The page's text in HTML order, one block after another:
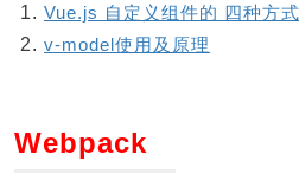
Vue.js 自定义组件的 四种方式
v-model使用及原理
Webpack